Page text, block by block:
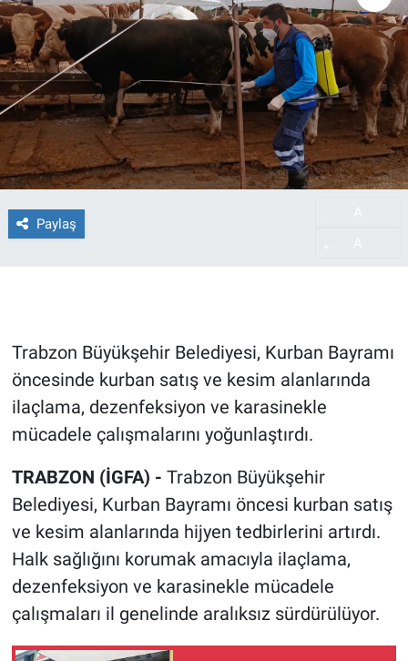
Paylaş
Trabzon Büyükşehir Belediyesi, Kurban Bayramı
öncesinde kurban satış ve kesim alanlarında
ilaçlama, dezenfeksiyon ve karasinekle
mücadele çalışmalarını yoğunlaştırdı.
TRABZON (İGFA) - Trabzon Büyükşehir
Belediyesi, Kurban Bayramı öncesi kurban satış
ve kesim alanlarında hijyen tedbirlerini artırdı.
Halk sağlığını korumak amacıyla ilaçlama,
dezenfeksiyon ve karasinekle mücadele
çalışmaları il genelinde aralıksız sürdürülüyor.